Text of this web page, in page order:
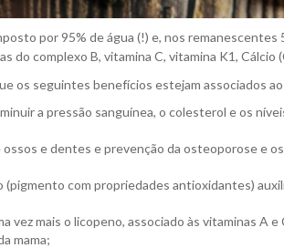
por 95% de água (!) e, nos
do complexo B, vitamina C, vitamina K1, Cálcio
os seguintes benefícios estejam associados
a pressão sanguínea, o colesterol e os
ossos e dentes e prevenção da osteoporose e
(pigmento com propriedades antioxidantes)
vez mais o licopeno, associado às vitaminas A
mama;